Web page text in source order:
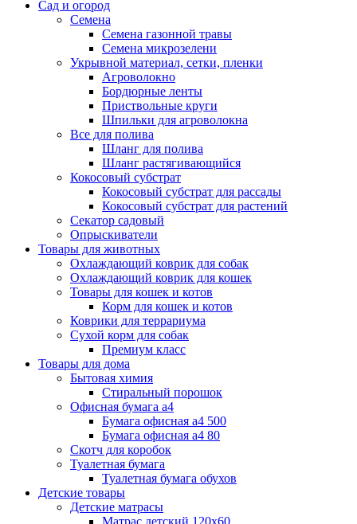
Сад и огород
Семена
Семена газонной травы
Семена микрозелени
Укрывной материал, сетки, пленки
Агроволокно
Бордюрные ленты
Приствольные круги
Шпильки для агроволокна
Все для полива
Шланг для полива
Шланг растягивающийся
Кокосовый субстрат
Кокосовый субстрат для рассады
Кокосовый субстрат для растений
Секатор садовый
Опрыскиватели
Товары для животных
Охлаждающий коврик для собак
Охлаждающий коврик для кошек
Товары для кошек и котов
Корм для кошек и котов
Коврики для террариума
Сухой корм для собак
Премиум класс
Товары для дома
Бытовая химия
Стиральный порошок
Офисная бумага а4
Бумага офисная а4 500
Бумага офисная а4 80
Скотч для коробок
Туалетная бумага
Туалетная бумага обухов
Детские товары
Детские матрасы
Матрас детский 120х60